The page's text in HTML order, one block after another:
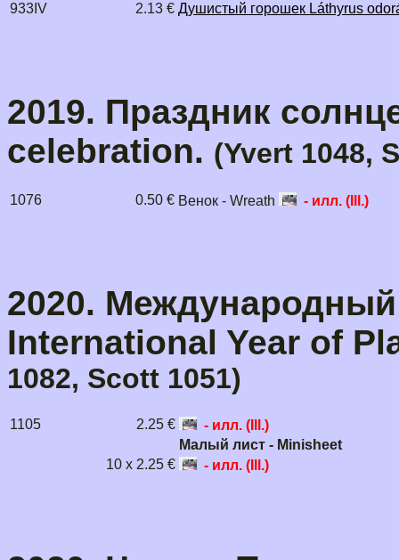
933IV
2.13 € Душистый горошек Láthyrus
2019. Праздник
celebration. (Yvert 1048,
1076 0.50 € Венок - Wreath - илл. (Ill.)
2020. Международный
International Year of
1082, Scott 1051)
1105 2.25 €
- илл. (Ill.)
Малый лист - Minisheet
10 x 2.25 €
- илл. (Ill.)